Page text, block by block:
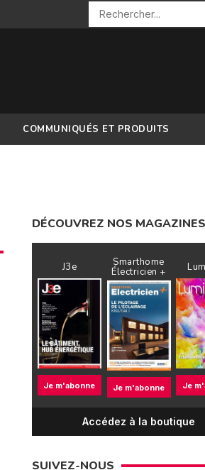
COMMUNIQUÉS ET PRODUITS
DÉCOUVREZ NOS MAGAZINES
J3e
Je m'abonne
Smarthome
Électricien +
Je m'abonne Je
Accédez à la boutique
SUIVEZ-NOUS